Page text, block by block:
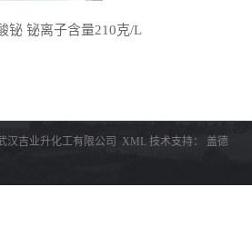
铋 铋离子含量210克/L
汉吉业升化工有限公司 XML 技术支持： 盖德